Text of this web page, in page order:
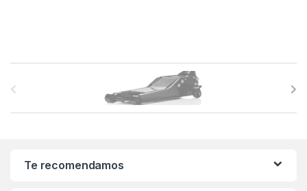
Te recomendamos